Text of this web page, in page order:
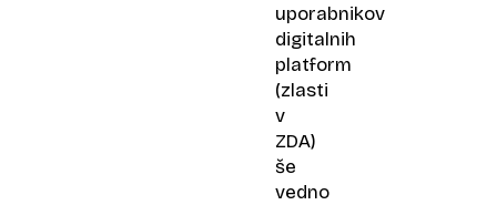
uporabnikov
digitalnih
platform
(zlasti
v
ZDA)
še
vedno